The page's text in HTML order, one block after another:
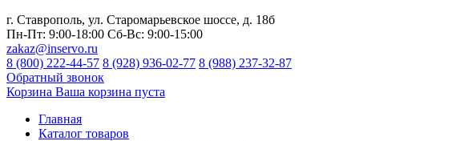
г. Ставрополь, ул. Старомарьевское шоссе, д. 18б
Пн-Пт: 9:00-18:00 Сб-Вс: 9:00-15:00
zakaz@inservo.ru
8 (800) 222-44-57 8 (928) 936-02-77 8 (988) 237-32-87
Обратный звонок
Корзина Ваша корзина пуста
Главная
Каталог товаров